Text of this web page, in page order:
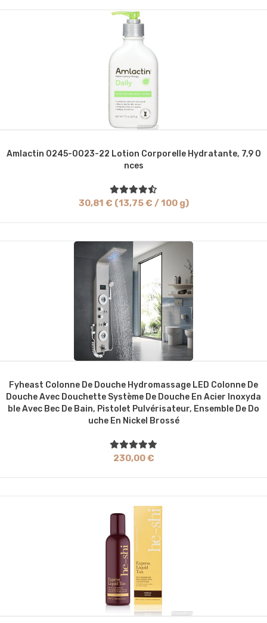
Amlactin 0245-0023-22 Lotion Corporelle Hydratante, 7,9 O
Nces
30,81 € (13,75 € / 100 g)
Fyheast Colonne De Douche Hydromassage LED Colonne De
Douche Avec Douchette Système De Douche En Acier Inoxyda
Ble Avec Bec De Bain, Pistolet Pulvérisateur, Ensemble De Do
Uche En Nickel Brossé
230,00 €